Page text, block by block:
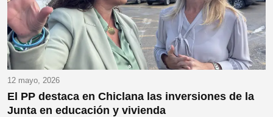
12 mayo, 2026
El PP destaca en Chiclana las inversiones de la
Junta en educación y vivienda